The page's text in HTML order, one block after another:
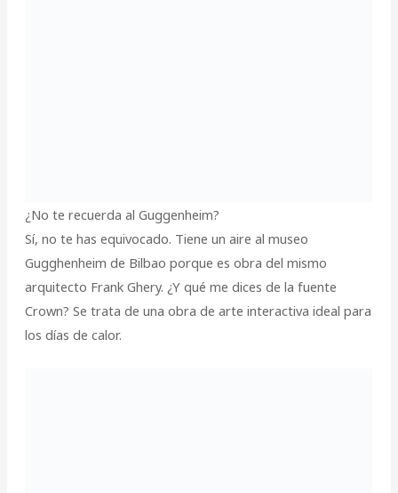
¿No te recuerda al Guggenheim?
Sí, no te has equivocado. Tiene un aire al museo
Gugghenheim de Bilbao porque es obra del mismo
arquitecto Frank Ghery. ¿Y qué me dices de la fuente
Crown? Se trata de una obra de arte interactiva ideal para
los días de calor.